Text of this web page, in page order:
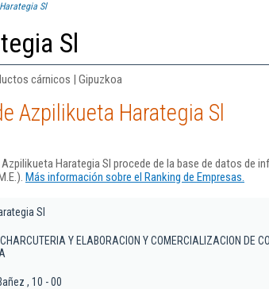
Sl
Sl
cárnicos | Gipuzkoa
Azpilikueta Harategia Sl
Harategia Sl procede de la base de datos de
Más información sobre el Ranking de Empresas.
Sl
Y ELABORACION Y COMERCIALIZACION DE
, 10 - 00